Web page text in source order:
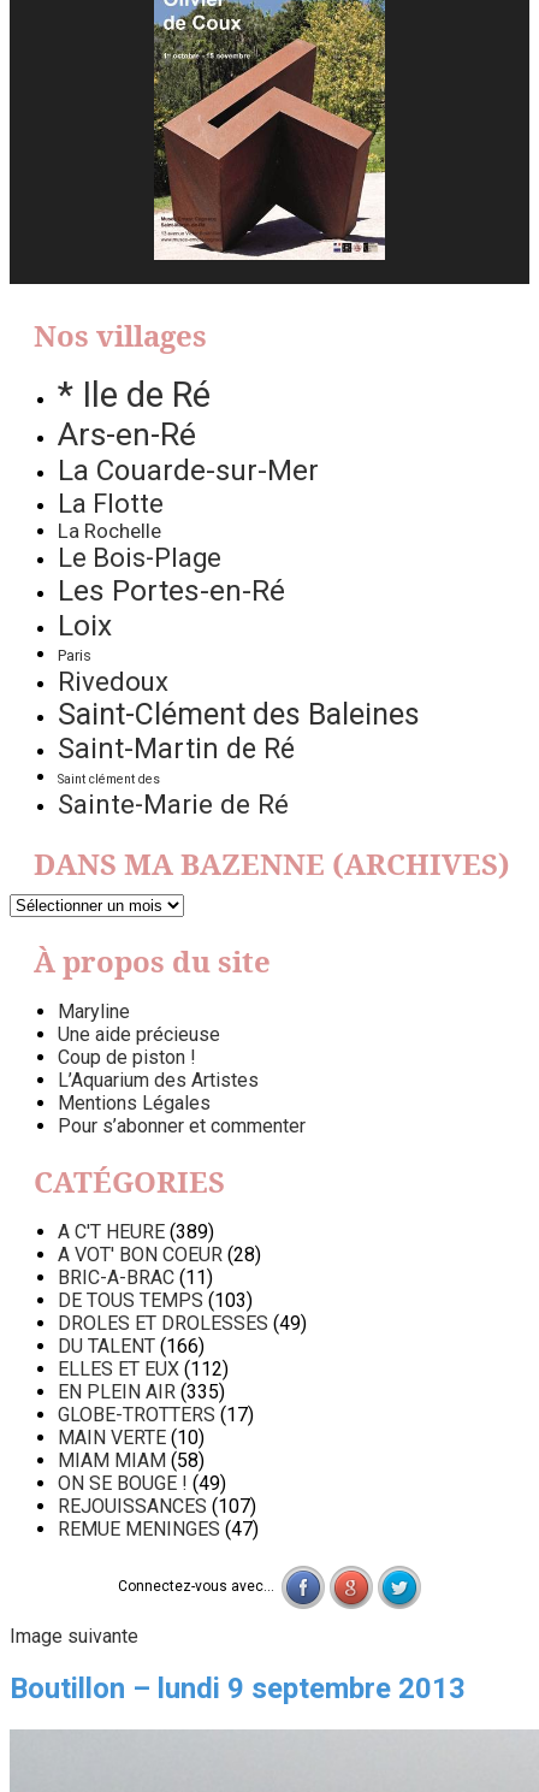
Nos villages
* Ile de Ré
Ars-en-Ré
La Couarde-sur-Mer
La Flotte
La Rochelle
Le Bois-Plage
Les Portes-en-Ré
Loix
Paris
Rivedoux
Saint-Clément des Baleines
Saint-Martin de Ré
Saint clément des
Sainte-Marie de Ré
DANS MA BAZENNE (ARCHIVES)
DANS
BAZENNE
(ARCHIVES)
À propos du site
Maryline
Une aide précieuse
Coup de piston !
L’Aquarium des Artistes
Mentions Légales
Pour s’abonner et commenter
CATÉGORIES
A C'T HEURE (389)
A VOT' BON COEUR (28)
BRIC-A-BRAC (11)
DE TOUS TEMPS (103)
DROLES ET DROLESSES (49)
DU TALENT (166)
ELLES ET EUX (112)
EN PLEIN AIR (335)
GLOBE-TROTTERS (17)
MAIN VERTE (10)
MIAM MIAM (58)
ON SE BOUGE ! (49)
REJOUISSANCES (107)
REMUE MENINGES (47)
Connectez-vous avec...
Image suivante
Boutillon – lundi 9 septembre 2013